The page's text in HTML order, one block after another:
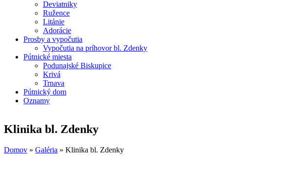
Deviatniky
Ružence
Litánie
Adorácie
Prosby a vypočutia
Vypočutia na príhovor bl. Zdenky
Pútnické miesta
Podunajské Biskupice
Krivá
Trnava
Pútnický dom
Oznamy
Klinika bl. Zdenky
Domov » Galéria » Klinika bl. Zdenky